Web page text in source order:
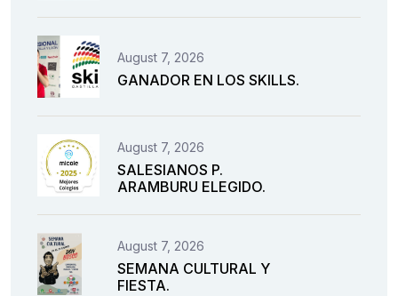
August 7, 2026
GANADOR EN LOS SKILLS.
August 7, 2026
SALESIANOS P.
ARAMBURU ELEGIDO.
August 7, 2026
SEMANA CULTURAL Y
FIESTA.